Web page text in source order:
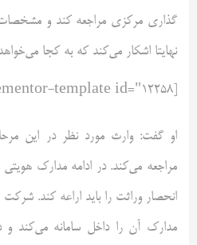
گذاری مرکزی مراجعه کند و مشخصات
نهایتا اشکار می‌کند که به کجا
او گفت: وارث مورد نظر در این
مراجعه می‌کند. در ادامه مدارک
انحصار وراثت را باید اراعه کند. شرکت
مدارک آن را داخل سامانه می‌کند و